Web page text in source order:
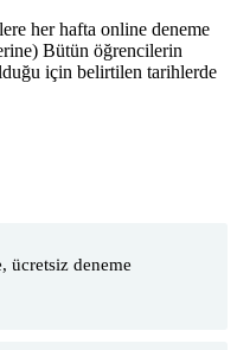
her hafta online deneme
Bütün öğrencilerin
için belirtilen tarihlerde
ücretsiz deneme